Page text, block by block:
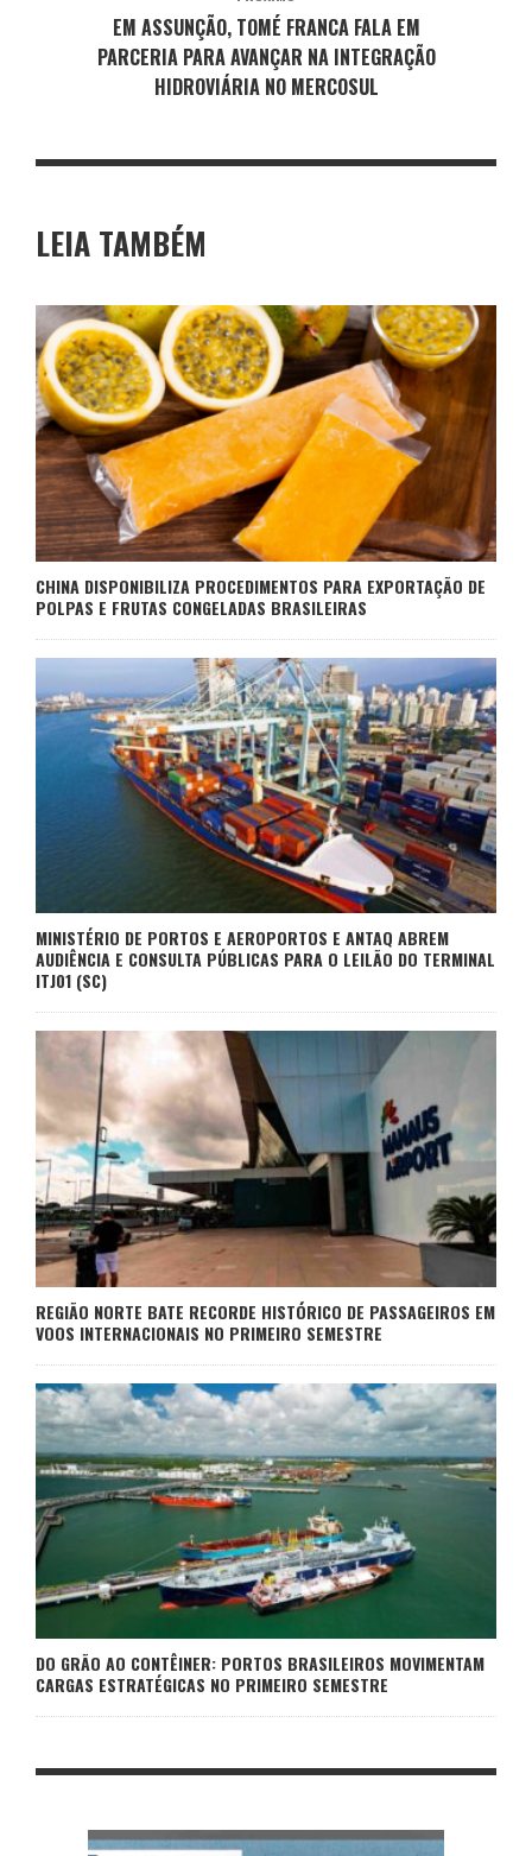
EM ASSUNÇÃO, TOMÉ FRANCA FALA EM
PARCERIA PARA AVANÇAR NA INTEGRAÇÃO
HIDROVIÁRIA NO MERCOSUL
LEIA TAMBÉM
CHINA DISPONIBILIZA PROCEDIMENTOS PARA EXPORTAÇÃO DE
POLPAS E FRUTAS CONGELADAS BRASILEIRAS
MINISTÉRIO DE PORTOS E AEROPORTOS E ANTAQ ABREM
AUDIÊNCIA E CONSULTA PÚBLICAS PARA O LEILÃO DO TERMINAL
ITJ01 (SC)
REGIÃO NORTE BATE RECORDE HISTÓRICO DE PASSAGEIROS EM
VOOS INTERNACIONAIS NO PRIMEIRO SEMESTRE
DO GRÃO AO CONTÊINER: PORTOS BRASILEIROS MOVIMENTAM
CARGAS ESTRATÉGICAS NO PRIMEIRO SEMESTRE